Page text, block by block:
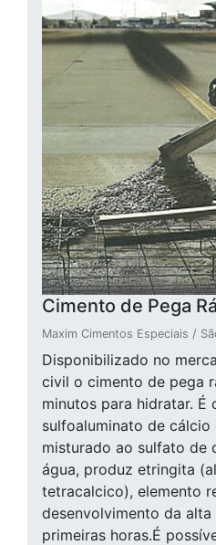
Cimento de Pega
Maxim Cimentos Especiais /
Disponibilizado no
civil o cimento de pega
minutos para hidratar. É
sulfoaluminato de cálcio
misturado ao sulfato de
água, produz etringita
tetracalcico), elemento
desenvolvimento da
primeiras horas.É